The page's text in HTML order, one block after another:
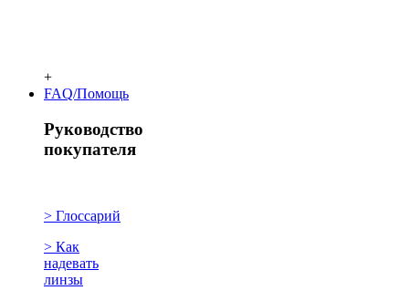
+
FAQ/Помощь
Руководство
покупателя
> Глоссарий
> Как
надевать
линзы